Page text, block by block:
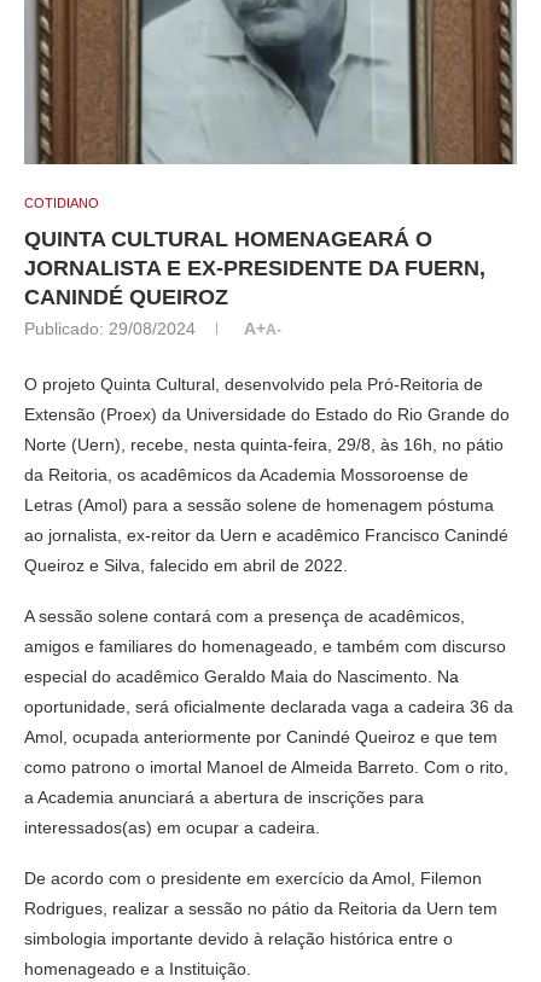
COTIDIANO
QUINTA CULTURAL HOMENAGEARÁ O
JORNALISTA E EX-PRESIDENTE DA FUERN,
CANINDÉ QUEIROZ
Publicado: 29/08/2024 A+A-
O projeto Quinta Cultural, desenvolvido pela Pró-Reitoria de
Extensão (Proex) da Universidade do Estado do Rio Grande do
Norte (Uern), recebe, nesta quinta-feira, 29/8, às 16h, no pátio
da Reitoria, os acadêmicos da Academia Mossoroense de
Letras (Amol) para a sessão solene de homenagem póstuma
ao jornalista, ex-reitor da Uern e acadêmico Francisco Canindé
Queiroz e Silva, falecido em abril de 2022.
A sessão solene contará com a presença de acadêmicos,
amigos e familiares do homenageado, e também com discurso
especial do acadêmico Geraldo Maia do Nascimento. Na
oportunidade, será oficialmente declarada vaga a cadeira 36 da
Amol, ocupada anteriormente por Canindé Queiroz e que tem
como patrono o imortal Manoel de Almeida Barreto. Com o rito,
a Academia anunciará a abertura de inscrições para
interessados(as) em ocupar a cadeira.
De acordo com o presidente em exercício da Amol, Filemon
Rodrigues, realizar a sessão no pátio da Reitoria da Uern tem
simbologia importante devido à relação histórica entre o
homenageado e a Instituição.